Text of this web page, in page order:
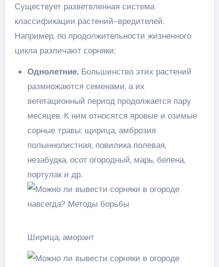
Существует разветвленная система
классификации растений-вредителей.
Например, по продолжительности жизненного
цикла различают сорняки:
Однолетние.Большинство этих растений
размножаются семенами, а их
вегетационный период продолжается пару
месяцев. К ним относятся яровые и озимые
сорные травы: щирица, амброзия
полыннолистная, повилика полевая,
незабудка, осот огородный, марь, белена,
портулак и др.
Ширица, аморант